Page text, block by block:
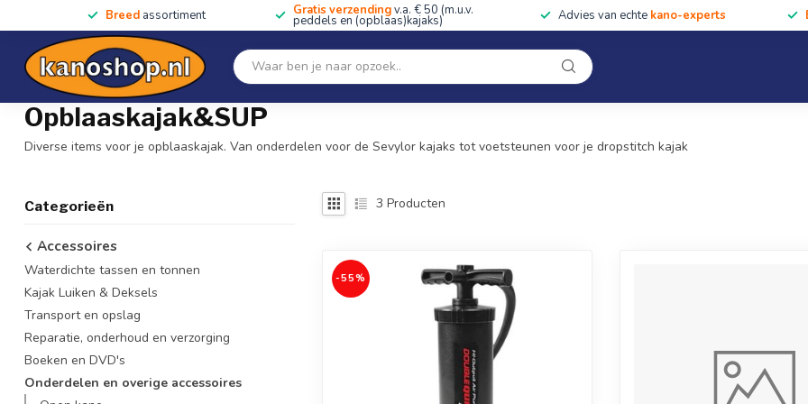
Breed assortiment Gratis verzendingv.a. € 50 (m.u.v.
peddels en (opblaas)kajaks) Advies van echte kano-experts
SALE!! Kano's, kajaks & SUP's Peddels Kleding Uitrusting Accessoires Cursussen &
Onze winkel
Home Accessoires Onderdelen en overige accessoires / Opblaaskajak&SUP
Opblaaskajak&SUP
Diverse items voor je opblaaskajak. Van onderdelen voor de Sevylor kajaks tot voetsteunen voor je dropstitch kajak
Categorieën
Accessoires
Waterdichte tassen en tonnen
Kajak Luiken & Deksels
Transport en opslag
Reparatie, onderhoud en verzorging
Boeken en DVD's
Onderdelen en overige accessoires
3 Producten
-55%